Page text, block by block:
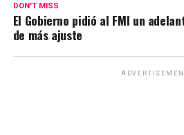
DON'T MISS
El Gobierno pidió al FMI un
de más ajuste